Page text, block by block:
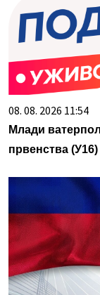
08. 08. 2026 11:54
Млади
првенства (У16)